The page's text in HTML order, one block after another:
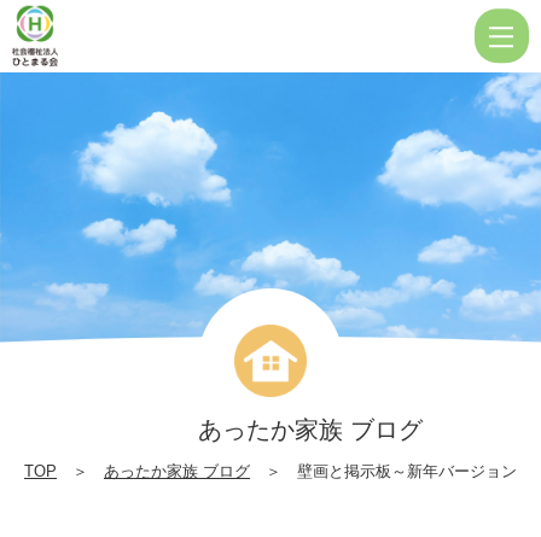
画
と
掲
示
板
～
新
年
ー
ジ
ョ
あったか家族 ブログ
TOP ＞ あったか家族 ブログ ＞ 壁画と掲示板～新年バージョン